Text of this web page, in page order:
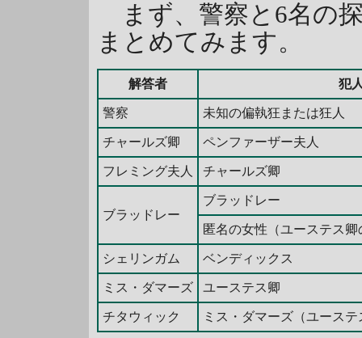
まず、警察と6名の
まとめてみます。
解答者 犯
警察 未知の偏執狂または狂人
チャールズ卿 ペンファーザー夫人
フレミング夫人 チャールズ卿
ブラッドレー
ブラッドレー
匿名の女性（ユーステス
シェリンガム ベンディックス
ミス・ダマーズ ユーステス卿
チタウィック ミス・ダマーズ（ユース